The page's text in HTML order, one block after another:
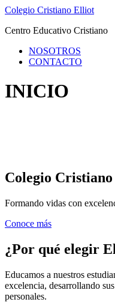
Skip
content
Colegio Cristiano Elliot
Centro Educativo Cristiano
NOSOTROS
CONTACTO
INICIO
Colegio
Formando vidas con
Conoce más
¿Por qué elegir
Educamos a nuestros
excelencia, desarrollando
personales.